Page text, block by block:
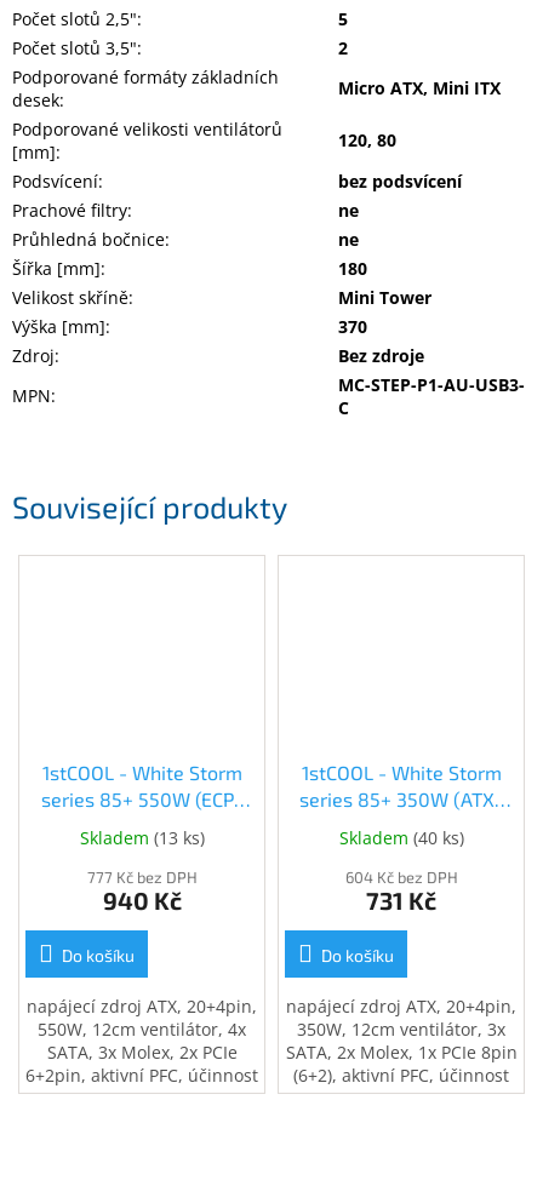
Související produkty
1stCOOL - White Storm
series 85+ 550W (ECP-
550A-12-85)
Skladem (13 ks)
777 Kč bez DPH
940 Kč
Do košíku
napájecí zdroj ATX, 20+4pin,
550W, 12cm ventilátor, 4x
SATA, 3x Molex, 2x PCIe
6+2pin, aktivní PFC, účinnost
zdroje je vyšší než 85%,
1stCOOL - White Storm
series 85+ 350W (ATX-
350A-12-85)
Skladem (40 ks)
604 Kč bez DPH
731 Kč
Do košíku
napájecí zdroj ATX, 20+4pin,
350W, 12cm ventilátor, 3x
SATA, 2x Molex, 1x PCIe 8pin
(6+2), aktivní PFC, účinnost
zdroje je vyšší než 85%,
Počet slotů 2,5":
5
Počet slotů 3,5":
2
Podporované formáty základních
desek:
Micro ATX, Mini ITX
Podporované velikosti ventilátorů
[mm]:
120, 80
Podsvícení:
bez podsvícení
Prachové filtry:
ne
Průhledná bočnice:
ne
Šířka [mm]:
180
Velikost skříně:
Mini Tower
Výška [mm]:
370
Zdroj:
Bez zdroje
MPN:
MC-STEP-P1-AU-USB3-
C